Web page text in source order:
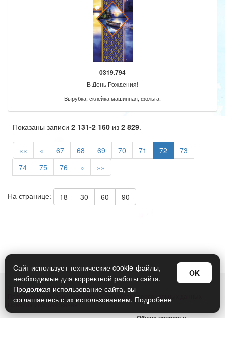
0319.794
В День Рождения!
Вырубка, склейка машинная, фольга.
Показаны записи 2 131-2 160 из 2 829.
«« « 67 68 69 70 71 72
73
74
75 76 » »»
На странице: 18 30 60 90
© Арт Дизайн 2026
Политика конфиденциальности и обработки персональных данных
Правила использования
Общие вопросы:
Сайт использует технические cookie-файлы,
необходимые для корректной работы сайта.
Продолжая использование сайта, вы
соглашаетесь с их использованием. Подробнее
OK